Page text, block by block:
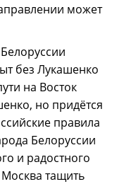
может
без Лукашенко
на Восток
но придётся
правила
Белоруссии
и радостного
тащить